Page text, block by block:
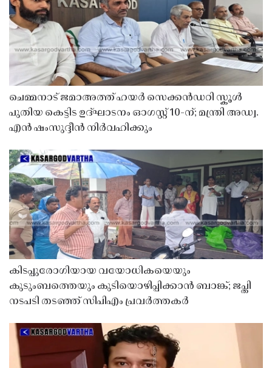
ചെമ്മനാട് ജമാഅത്ത് ഹയർ സെക്കൻഡറി സ്കൂൾ
പുതിയ കെട്ടിട ഉദ്ഘാടനം ഓഗസ്റ്റ് 10-ന്; മന്ത്രി അഡ്വ.
എൻ ഷംസുദ്ദീൻ നിർവഹിക്കും
കിടപ്പുരോഗിയായ വയോധികയെയും
കുടുംബത്തെയും കുടിയൊഴിപ്പിക്കാൻ ബാങ്ക്; ജപ്തി
നടപടി തടഞ്ഞ് സിപിഎം പ്രവർത്തകർ